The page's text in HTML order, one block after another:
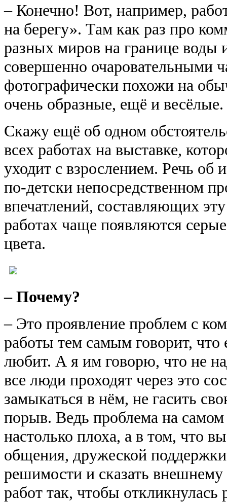
– Конечно! Вот, например,
на берегу». Там как раз про
разных миров на границе воды
совершенно очаровательными
фотографически похожи на
очень образные, ещё и весёлые.
Скажу ещё об одном
всех работах на выставке,
уходит с взрослением. Речь об
по-детски непосредственном
впечатлений, составляющих
работах чаще появляются
цвета.
– Почему?
– Это проявление проблем с
работы тем самым говорит, что
любит. А я им говорю, что не
все люди проходят через это
замыкаться в нём, не гасить
порыв. Ведь проблема на
настолько плоха, а в том, что
общения, дружеской
решимости и сказать
работ так, чтобы откликнулась